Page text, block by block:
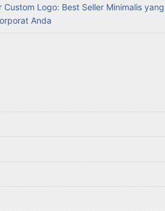
Logo: Best Seller Minimalis yang
Anda